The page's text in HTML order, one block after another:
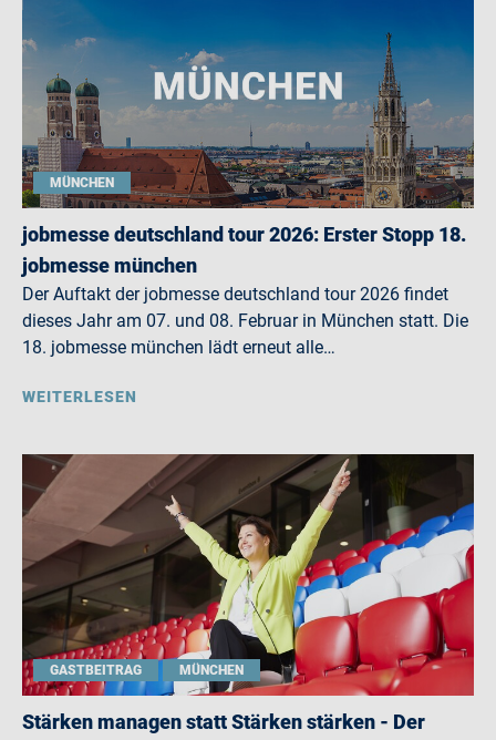
MÜNCHEN
jobmesse deutschland tour 2026: Erster Stopp 18.
jobmesse münchen
Der Auftakt der jobmesse deutschland tour 2026 findet
dieses Jahr am 07. und 08. Februar in München statt. Die
18. jobmesse münchen lädt erneut alle…
WEITERLESEN
GASTBEITRAG MÜNCHEN
Stärken managen statt Stärken stärken - Der